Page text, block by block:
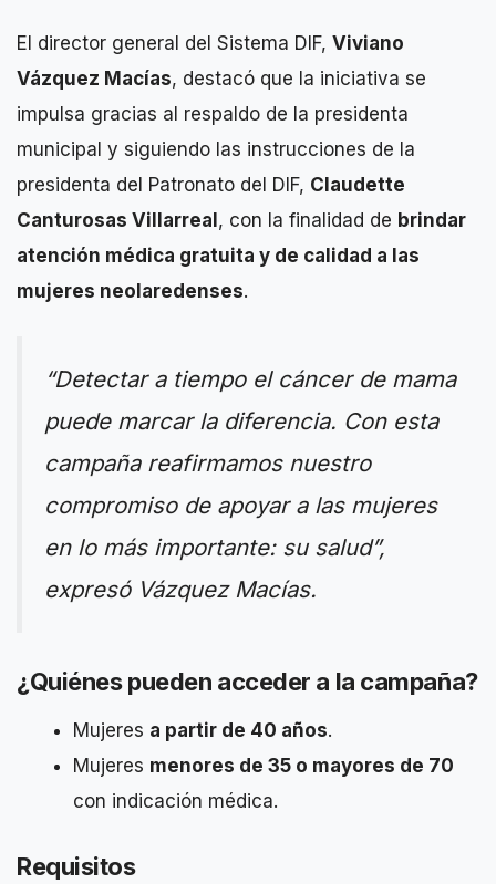
El director general del Sistema DIF, Viviano
Vázquez Macías, destacó que la iniciativa se
impulsa gracias al respaldo de la presidenta
municipal y siguiendo las instrucciones de la
presidenta del Patronato del DIF, Claudette
Canturosas Villarreal , con la finalidad de brindar
atención médica gratuita y de calidad a las
mujeres neolaredenses.
“Detectar a tiempo el cáncer de mama
puede marcar la diferencia. Con esta
campaña reafirmamos nuestro
compromiso de apoyar a las mujeres
en lo más importante: su salud”,
expresó Vázquez Macías.
¿Quiénes pueden acceder a la campaña?
Mujeres a partir de 40 años.
Mujeres menores de 35 o mayores de 70
con indicación médica.
Requisitos